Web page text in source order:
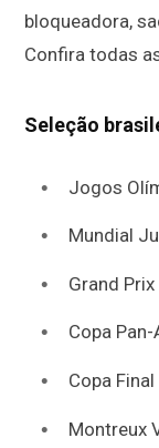
bloqueadora,
Confira todas
Seleção
Jogos
Mundial
Grand
Copa
Copa
Montreux